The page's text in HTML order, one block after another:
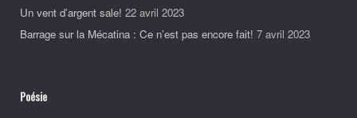
Un vent d’argent sale! 22 avril 2023
Barrage sur la Mécatina : Ce n’est pas encore fait! 7 avril 2023
Poésie